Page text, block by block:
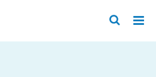
/
Zoeken
/